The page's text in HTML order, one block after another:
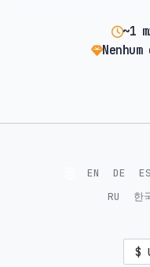
~1
EN DE ES
RU
한